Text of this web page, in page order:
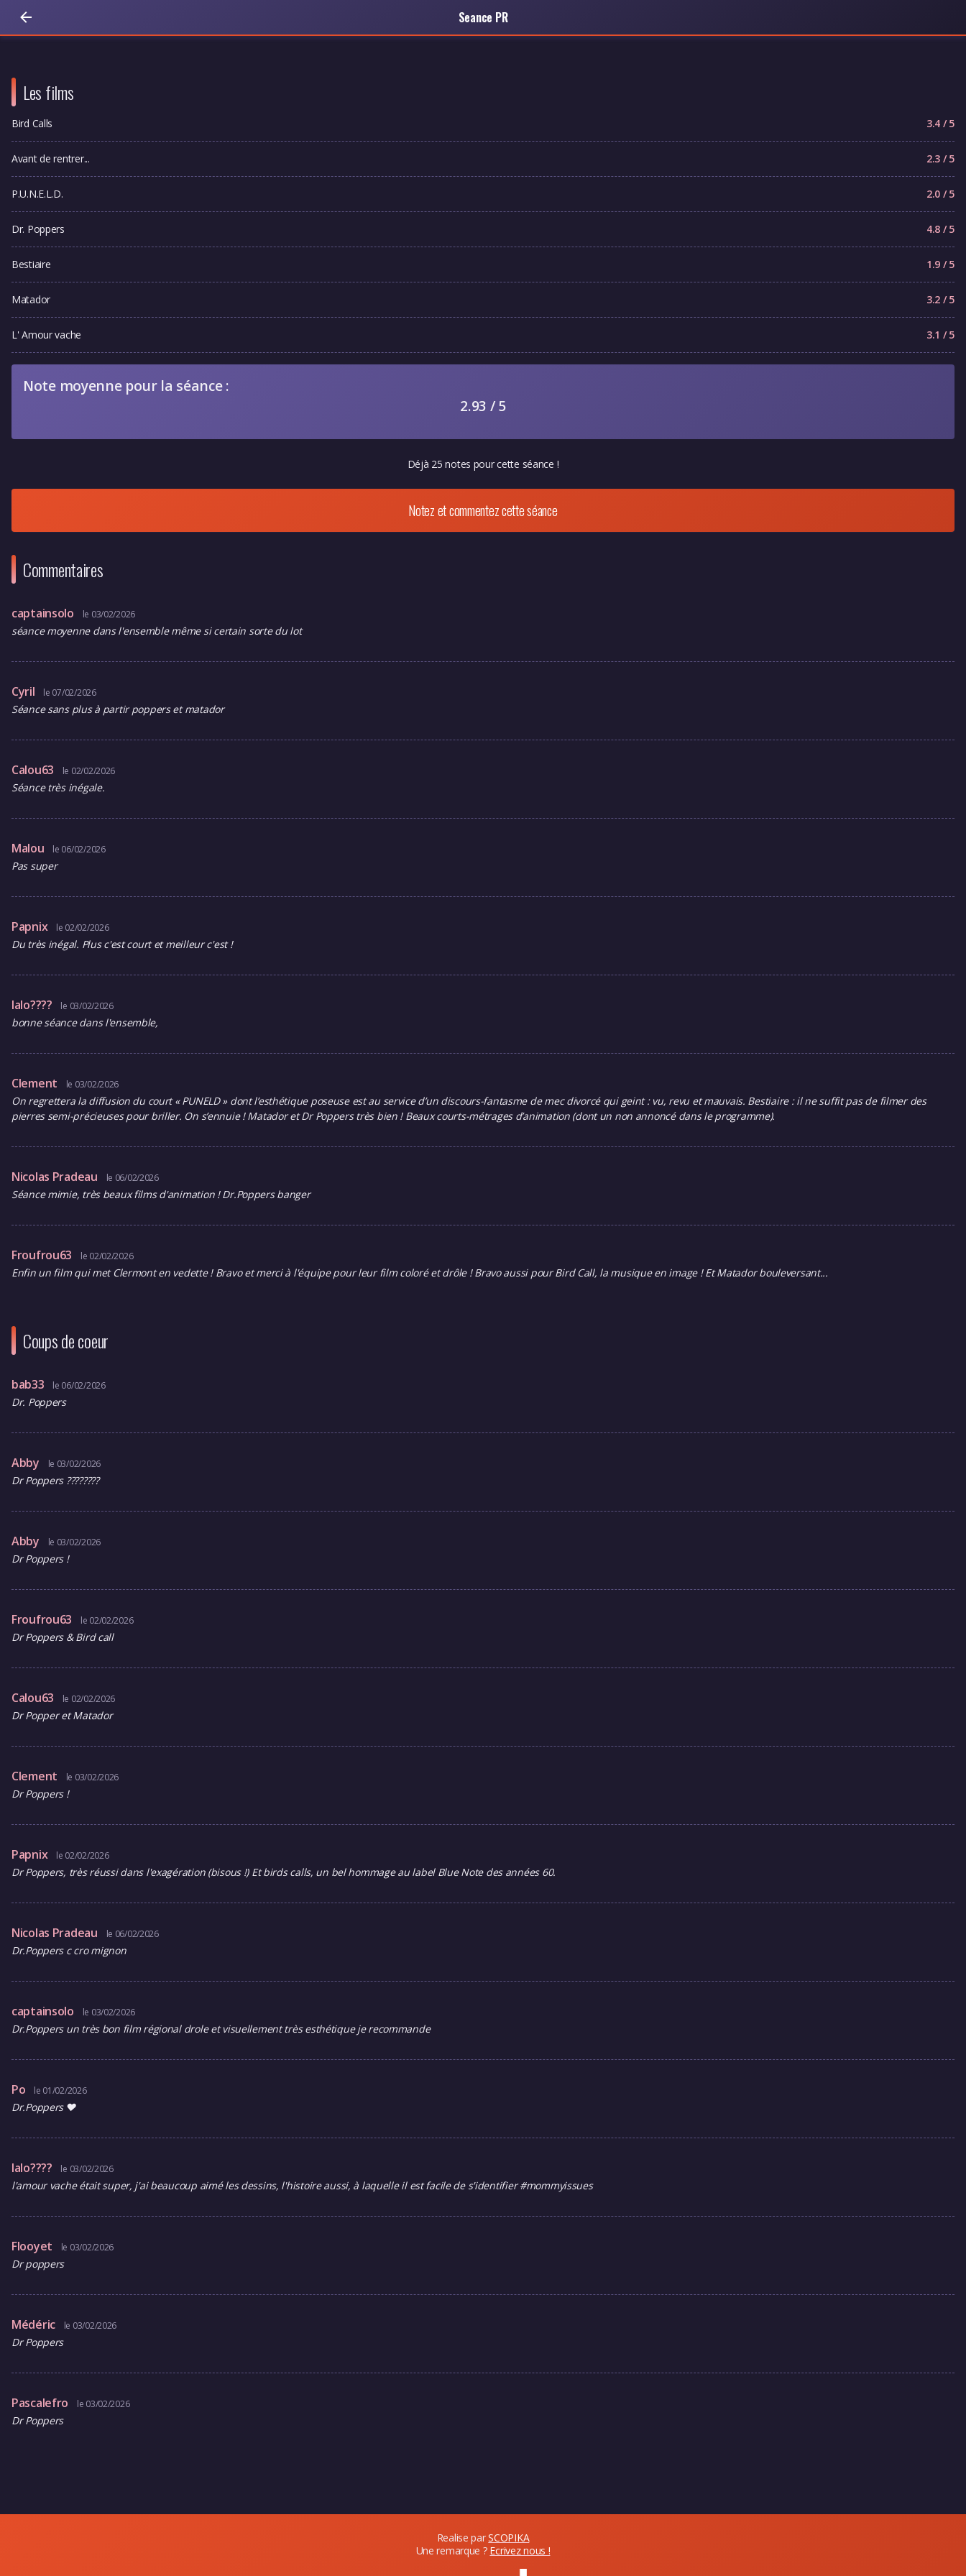
Seance PR
Les films
Bird Calls 3.4 / 5
Avant de rentrer... 2.3 / 5
P.U.N.E.L.D. 2.0 / 5
Dr. Poppers 4.8 / 5
Bestiaire 1.9 / 5
Matador 3.2 / 5
L' Amour vache 3.1 / 5
Note moyenne pour la séance :
2.93 / 5
Déjà 25 notes pour cette séance !
Notez et commentez cette séance
Commentaires
captainsolo le 03/02/2026
séance moyenne dans l'ensemble même si certain sorte du lot
Cyril le 07/02/2026
Séance sans plus à partir poppers et matador
Calou63 le 02/02/2026
Séance très inégale.
Malou le 06/02/2026
Pas super
Papnix le 02/02/2026
Du très inégal. Plus c'est court et meilleur c'est !
lalo???? le 03/02/2026
bonne séance dans l'ensemble,
Clement le 03/02/2026
On regrettera la diffusion du court « PUNELD » dont l’esthétique poseuse est au service d’un discours-fantasme de mec divorcé qui geint : vu, revu et mauvais. Bestiaire : il ne suffit pas de filmer des
pierres semi-précieuses pour briller. On s’ennuie ! Matador et Dr Poppers très bien ! Beaux courts-métrages d’animation (dont un non annoncé dans le programme).
Nicolas Pradeau le 06/02/2026
Séance mimie, très beaux films d'animation ! Dr.Poppers banger
Froufrou63 le 02/02/2026
Enfin un film qui met Clermont en vedette ! Bravo et merci à l'équipe pour leur film coloré et drôle ! Bravo aussi pour Bird Call, la musique en image ! Et Matador bouleversant...
Coups de coeur
bab33 le 06/02/2026
Dr. Poppers
Abby le 03/02/2026
Dr Poppers ????????
Abby le 03/02/2026
Dr Poppers !
Froufrou63 le 02/02/2026
Dr Poppers & Bird call
Calou63 le 02/02/2026
Dr Popper et Matador
Clement le 03/02/2026
Dr Poppers !
Papnix le 02/02/2026
Dr Poppers, très réussi dans l'exagération (bisous !) Et birds calls, un bel hommage au label Blue Note des années 60.
Nicolas Pradeau le 06/02/2026
Dr.Poppers c cro mignon
captainsolo le 03/02/2026
Dr.Poppers un très bon film régional drole et visuellement très esthétique je recommande
Po le 01/02/2026
Dr.Poppers ❤️
lalo???? le 03/02/2026
l'amour vache était super, j'ai beaucoup aimé les dessins, l'histoire aussi, à laquelle il est facile de s'identifier #mommyissues
Flooyet le 03/02/2026
Dr poppers
Médéric le 03/02/2026
Dr Poppers
Pascalefro le 03/02/2026
Dr Poppers
Realise parSCOPIKA
Une remarque ? Ecrivez nous !